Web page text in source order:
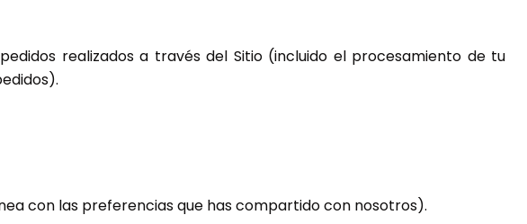
realizados a través del Sitio (incluido el procesamiento de tu
con las preferencias que has compartido con nosotros).